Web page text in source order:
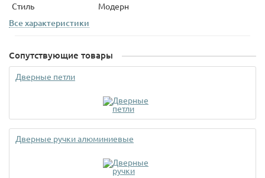
Стиль
Модерн
Все характеристики
Сопутствующие товары
Дверные петли
Дверные ручки алюминиевые